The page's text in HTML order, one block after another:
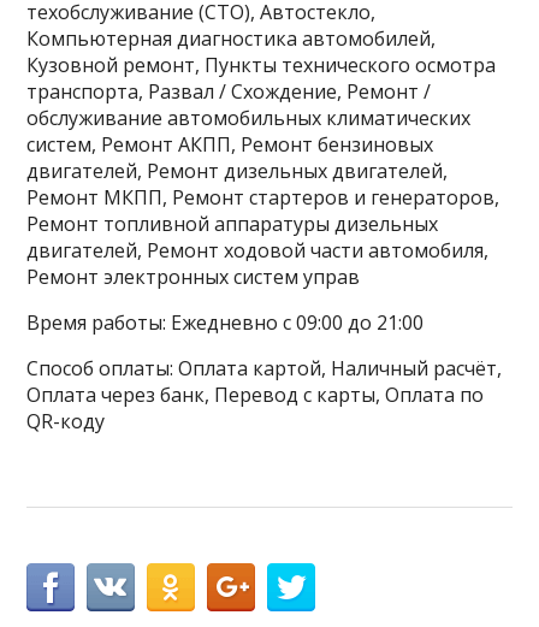
техобслуживание (СТО), Автостекло,
Компьютерная диагностика автомобилей,
Кузовной ремонт, Пункты технического осмотра
транспорта, Развал / Схождение, Ремонт /
обслуживание автомобильных климатических
систем, Ремонт АКПП, Ремонт бензиновых
двигателей, Ремонт дизельных двигателей,
Ремонт МКПП, Ремонт стартеров и генераторов,
Ремонт топливной аппаратуры дизельных
двигателей, Ремонт ходовой части автомобиля,
Ремонт электронных систем управ
Время работы: Ежедневно с 09:00 до 21:00
Способ оплаты: Оплата картой, Наличный расчёт,
Оплата через банк, Перевод с карты, Оплата по
QR-коду